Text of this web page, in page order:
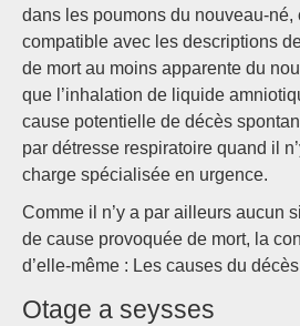
dans les poumons du nouveau-né,
compatible avec les descriptions
de mort au moins apparente du
que l’inhalation de liquide
cause potentielle de décès
par détresse respiratoire quand il
charge spécialisée en urgence.
Comme il n’y a par ailleurs aucun
de cause provoquée de mort, la
d’elle-même : Les causes du
Otage a seysses